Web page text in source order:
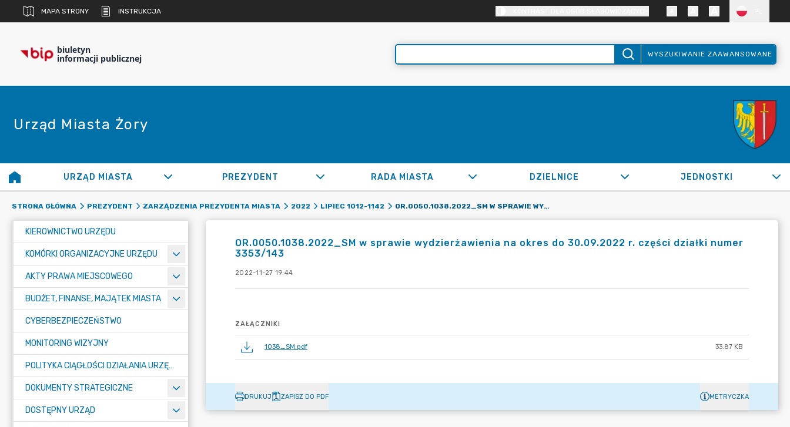
MAPA STRONY INSTRUKCJA
biuletyn
informacji publicznej WYSZUKIWANIE ZAAWANSOWANE
Urząd Miasta Żory
URZĄD MIASTA PREZYDENT RADA MIASTA DZIELNICE JEDNOSTKI
STRONA GŁÓWNA PREZYDENT ZARZĄDZENIA PREZYDENTA MIASTA 2022 LIPIEC 1012-1142 OR.0050.1038.2022_SM W SPRAWIE WYDZIERŻAWIENIA NA OKRES DO 30.09.2022 R. CZĘŚCI DZIAŁKI NUMER 3353/143
KIEROWNICTWO URZĘDU
KOMÓRKI ORGANIZACYJNE URZĘDU
AKTY PRAWA MIEJSCOWEGO
BUDŻET, FINANSE, MAJĄTEK MIASTA
CYBERBEZPIECZEŃSTWO
MONITORING WIZYJNY
POLITYKA CIĄGŁOŚCI DZIAŁANIA URZĘDU MIASTA ŻORY
DOKUMENTY STRATEGICZNE
DOSTĘPNY URZĄD
OR.0050.1038.2022_SM w sprawie wydzierżawienia na okres do 30.09.2022 r. części działki numer
3353/143
2022-11-27 19:44
ZAŁĄCZNIKI
1038_SM.pdf 33.87 KB
DRUKUJ ZAPISZ DO PDF METRYCZKA